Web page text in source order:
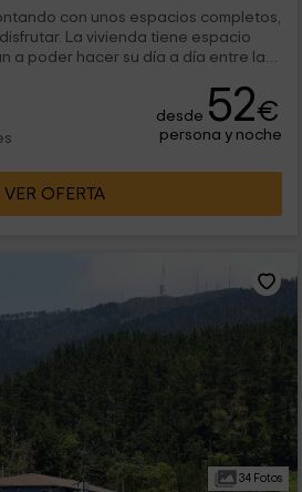
con unos espacios completos,
tiene espacio
a poder hacer su día a día entre las
desde 52€
persona y noche
VER OFERTA
34 Fotos